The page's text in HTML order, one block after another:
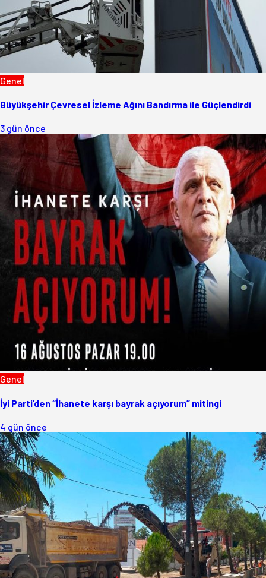
Genel
Büyükşehir Çevresel İzleme Ağını Bandırma ile Güçlendirdi
3 gün önce
Genel
İyi Parti’den “İhanete karşı bayrak açıyorum” mitingi
4 gün önce